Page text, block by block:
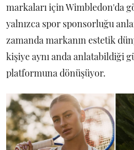
markaları için Wimbledon'da
yalnızca spor sponsorluğu
zamanda markanın estetik
kişiye aynı anda anlatabildiği
platformuna dönüşüyor.